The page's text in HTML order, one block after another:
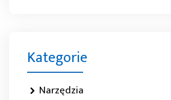
Kategorie
Narzędzia